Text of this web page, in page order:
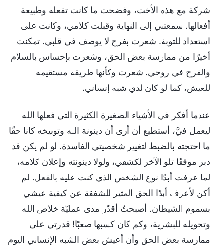
شركة مع هذه الأخت، وفضحت ما كانت تفعله وطبيعة
أفعالها. سمعتني إلى النهاية وقبلت كلامي، وكانت على
استعداد للتوبة. شعرت بفرح لا يوصف في قلبي. تمكنت
أخيرًا من ممارسة بعض الحق، وشعرت بإحساس بالسلام
والفرح في روحي. شعرت وكأنها طريقة مستقيمة
للعيش، كما لو كان لدي شبه إنساني.
عندما أفكر في الأشياء الصغيرة الكثيرة التي فعلها الله
ليعمل فيَّ، أستطيع أن أرى أن دينونة الله وتوبيخه كانا حقًا
ما احتجته بالضبط لتغيير شخصيتي الفاسدة. لو لم يكن قد
دبر موقفًا تلو الآخر لكشفي، ولولا دينونته وإعلان كلامه،
لما عرفت أبدًا نوع الشخص الذي كنت عليه بالفعل. لم
أكن لأعرف أبدًا الحق المثير للشفقة عن كيفية عيشي
بسموم الشيطان. أصبحتُ أقدّر مدى عمليّة خلاص الله
وتحويله للبشرية، وكم كان كسبها صعبًا! قدرتي على
ممارسة بعض الحق وأن أعيش بعض الشبه الإنساني اليوم